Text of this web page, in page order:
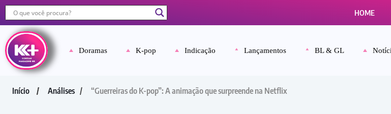
HOME
Doramas K-pop Indicação Lançamentos BL & GL
Início Análises “Guerreiras do K-pop”: A animação que surpreende na Netflix